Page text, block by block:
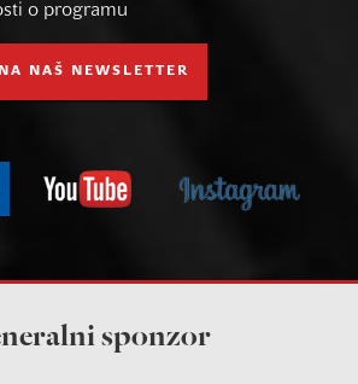
o programu
NAŠ NEWSLETTER
sponzor